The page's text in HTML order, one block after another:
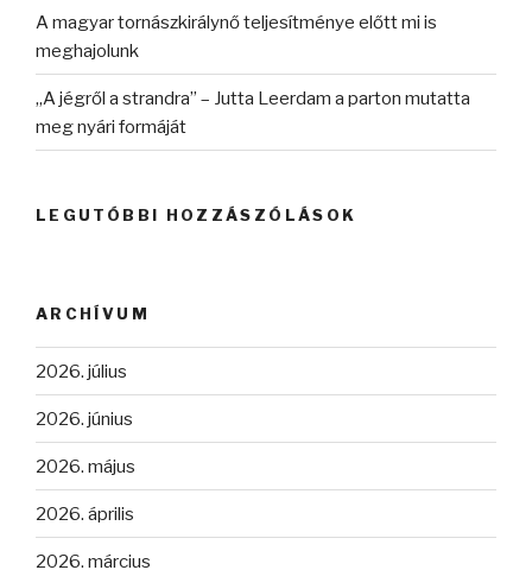
A magyar tornászkirálynő teljesítménye előtt mi is
meghajolunk
„A jégről a strandra” – Jutta Leerdam a parton mutatta
meg nyári formáját
LEGUTÓBBI HOZZÁSZÓLÁSOK
ARCHÍVUM
2026. július
2026. június
2026. május
2026. április
2026. március